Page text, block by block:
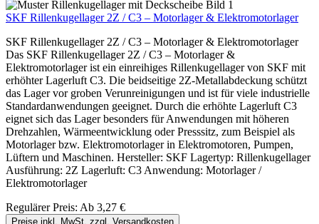
SKF Rillenkugellager 2Z / C3 – Motorlager & Elektromotorlager
SKF Rillenkugellager 2Z / C3 – Motorlager & Elektromotorlager
Das SKF Rillenkugellager 2Z / C3 – Motorlager &
Elektromotorlager ist ein einreihiges Rillenkugellager von SKF mit
erhöhter Lagerluft C3. Die beidseitige 2Z-Metallabdeckung schützt
das Lager vor groben Verunreinigungen und ist für viele industrielle
Standardanwendungen geeignet. Durch die erhöhte Lagerluft C3
eignet sich das Lager besonders für Anwendungen mit höheren
Drehzahlen, Wärmeentwicklung oder Presssitz, zum Beispiel als
Motorlager bzw. Elektromotorlager in Elektromotoren, Pumpen,
Lüftern und Maschinen. Hersteller: SKF Lagertyp: Rillenkugellager
Ausführung: 2Z Lagerluft: C3 Anwendung: Motorlager /
Elektromotorlager
Regulärer Preis: Ab 3,27 €
Preise inkl. MwSt. zzgl. Versandkosten